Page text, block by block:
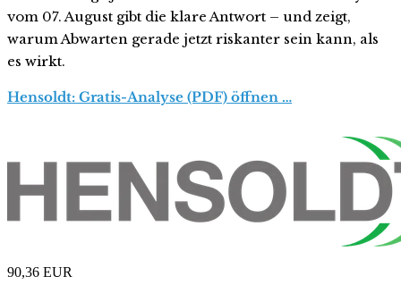
vom 07. August gibt die klare Antwort – und zeigt,
warum Abwarten gerade jetzt riskanter sein kann, als
es wirkt.
Hensoldt: Gratis-Analyse (PDF) öffnen …
90,36 EUR